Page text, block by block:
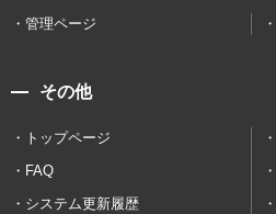
管理ページ
その他
トップページ
FAQ
システム更新履歴